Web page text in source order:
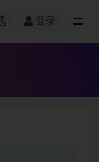
登录